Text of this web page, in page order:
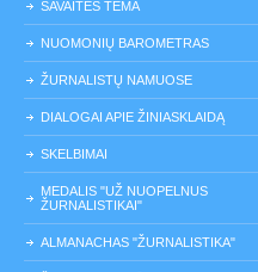
SAVAITĖS TEMA
NUOMONIŲ BAROMETRAS
ŽURNALISTŲ NAMUOSE
DIALOGAI APIE ŽINIASKLAIDĄ
SKELBIMAI
MEDALIS "UŽ NUOPELNUS
ŽURNALISTIKAI"
ALMANACHAS "ŽURNALISTIKA"